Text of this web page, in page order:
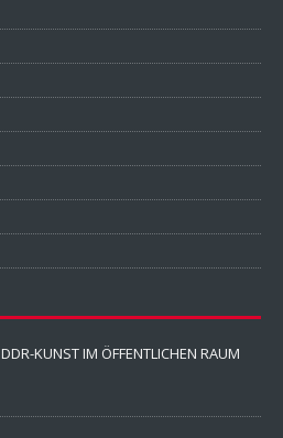
DDR-KUNST IM ÖFFENTLICHEN RAUM